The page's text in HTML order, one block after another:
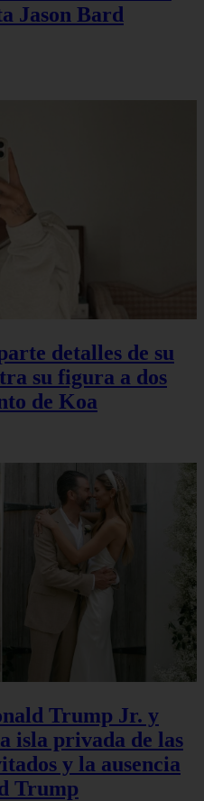
Jason Bard
detalles de su
su figura a dos
de Koa
Trump Jr. y
isla privada de las
y la ausencia
Trump